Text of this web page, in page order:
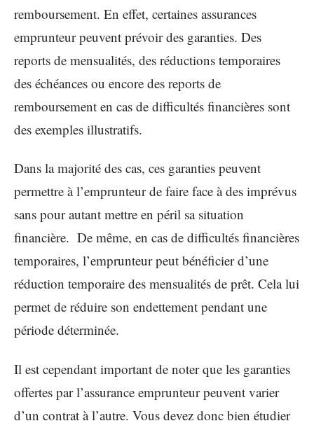
remboursement. En effet, certaines assurances
emprunteur peuvent prévoir des garanties. Des
reports de mensualités, des réductions temporaires
des échéances ou encore des reports de
remboursement en cas de difficultés financières sont
des exemples illustratifs.
Dans la majorité des cas, ces garanties peuvent
permettre à l’emprunteur de faire face à des imprévus
sans pour autant mettre en péril sa situation
financière. De même, en cas de difficultés financières
temporaires, l’emprunteur peut bénéficier d’une
réduction temporaire des mensualités de prêt. Cela lui
permet de réduire son endettement pendant une
période déterminée.
Il est cependant important de noter que les garanties
offertes par l’assurance emprunteur peuvent varier
d’un contrat à l’autre. Vous devez donc bien étudier